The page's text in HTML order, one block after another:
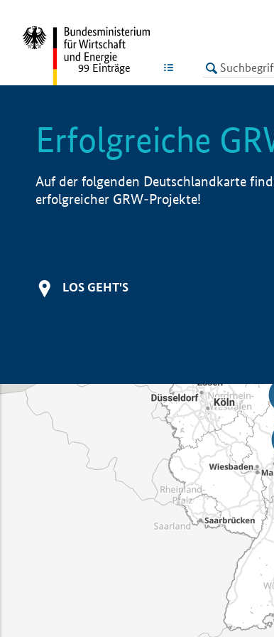
LISTE
99 Einträge
Erfolgreiche
Auf der folgenden Deutschlandkarte
erfolgreicher GRW-Projekte!
LOS GEHT'S